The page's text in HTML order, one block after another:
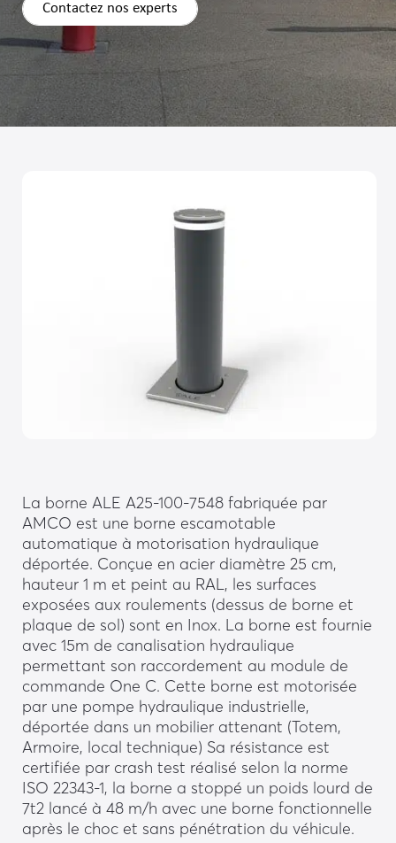
Contactez nos experts
La borne ALE A25-100-7548 fabriquée par
AMCO est une borne escamotable
automatique à motorisation hydraulique
déportée. Conçue en acier diamètre 25 cm,
hauteur 1 m et peint au RAL, les surfaces
exposées aux roulements (dessus de borne et
plaque de sol) sont en Inox. La borne est fournie
avec 15m de canalisation hydraulique
permettant son raccordement au module de
commande One C. Cette borne est motorisée
par une pompe hydraulique industrielle,
déportée dans un mobilier attenant (Totem,
Armoire, local technique) Sa résistance est
certifiée par crash test réalisé selon la norme
ISO 22343-1, la borne a stoppé un poids lourd de
7t2 lancé à 48 m/h avec une borne fonctionnelle
après le choc et sans pénétration du véhicule.